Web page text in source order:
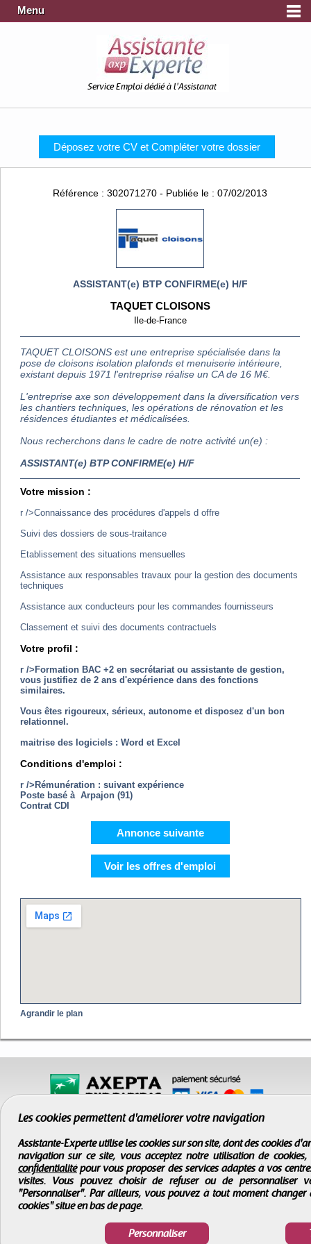
Menu
Service Emploi dédié à l'Assistanat
Déposez votre CV et Compléter votre dossier
Référence : 302071270 - Publiée le : 07/02/2013
ASSISTANT(e) BTP CONFIRME(e) H/F
TAQUET CLOISONS
Ile-de-France
TAQUET CLOISONS est une entreprise spécialisée dans la
pose de cloisons isolation plafonds et menuiserie intérieure,
existant depuis 1971 l'entreprise réalise un CA de 16 M€.
L'entreprise axe son développement dans la diversification vers
les chantiers techniques, les opérations de rénovation et les
résidences étudiantes et médicalisées.
Nous recherchons dans le cadre de notre activité un(e) :
ASSISTANT(e) BTP CONFIRME(e) H/F
Votre mission :
r />Connaissance des procédures d'appels d offre
Suivi des dossiers de sous-traitance
Etablissement des situations mensuelles
Assistance aux responsables travaux pour la gestion des documents
techniques
Assistance aux conducteurs pour les commandes fournisseurs
Classement et suivi des documents contractuels
Votre profil :
r />Formation BAC +2 en secrétariat ou assistante de gestion,
vous justifiez de 2 ans d'expérience dans des fonctions
similaires.
Vous êtes rigoureux, sérieux, autonome et disposez d'un bon
relationnel.
maitrise des logiciels : Word et Excel
Conditions d'emploi :
r />Rémunération : suivant expérience
Poste basé à Arpajon (91)
Contrat CDI
Annonce suivante
Voir les offres d'emploi
Agrandir le plan
CGV-Infos légales
Assistante-Experte- Tous droits réservés © 2000 - 2026
Les cookies permettent d'améliorer votre navigation
Assistante-Experte utilise les cookies sur son site, dont des cookies
navigation sur ce site, vous acceptez notre utilisation de
confidentialitépour vous proposer des services adaptés à vos
visites. Vous pouvez choisir de refuser ou de
"Personnaliser". Par ailleurs, vous pouvez à tout moment
cookies" situé en bas de page.
Personnaliser